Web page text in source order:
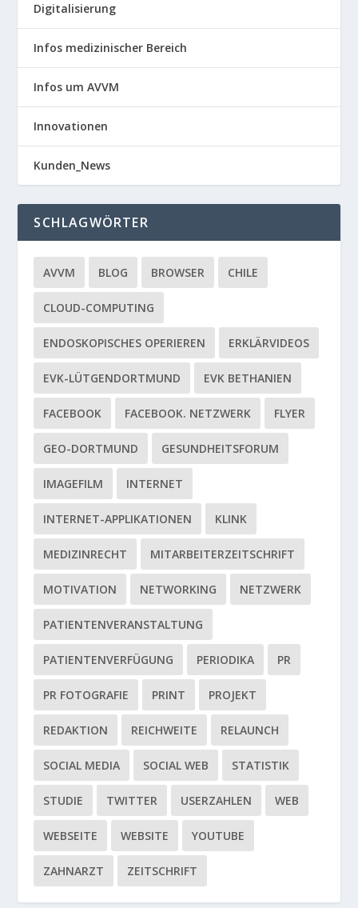
Digitalisierung
Infos medizinischer Bereich
Infos um AVVM
Innovationen
Kunden_News
SCHLAGWÖRTER
AVVM BLOG BROWSER CHILE
CLOUD-COMPUTING
ENDOSKOPISCHES OPERIEREN ERKLÄRVIDEOS
EVK-LÜTGENDORTMUND EVK BETHANIEN
FACEBOOK FACEBOOK. NETZWERK FLYER
GEO-DORTMUND GESUNDHEITSFORUM
IMAGEFILM INTERNET
INTERNET-APPLIKATIONEN KLINK
MEDIZINRECHT MITARBEITERZEITSCHRIFT
MOTIVATION NETWORKING NETZWERK
PATIENTENVERANSTALTUNG
PATIENTENVERFÜGUNG PERIODIKA PR
PR FOTOGRAFIE PRINT PROJEKT
REDAKTION REICHWEITE RELAUNCH
SOCIAL MEDIA SOCIAL WEB STATISTIK
STUDIE TWITTER USERZAHLEN WEB
WEBSEITE WEBSITE YOUTUBE
ZAHNARZT ZEITSCHRIFT